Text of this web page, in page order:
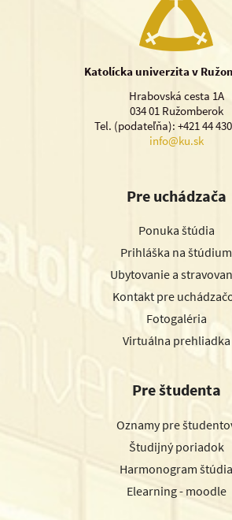
Katolícka univerzita v
Hrabovská cesta 1A
034 01 Ružomberok
Tel. (podateľňa): +421 44
info@ku.sk
Pre uchádzača
Ponuka štúdia
Prihláška na štúdium
Ubytovanie a
Kontakt pre
Fotogaléria
Virtuálna prehliadka
Pre študenta
Oznamy pre
Študijný poriadok
Harmonogram štúdia
Elearning - moodle